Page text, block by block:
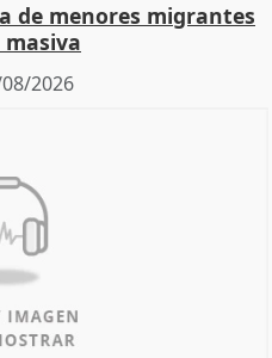
de menores migrantes
2026